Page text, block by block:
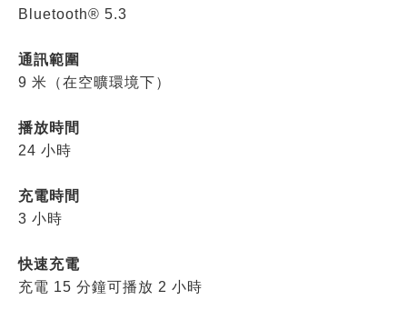
Bluetooth® 5.3
通訊範圍
9 米（在空曠環境下）
播放時間
24 小時
充電時間
3 小時
快速充電
充電 15 分鐘可播放 2 小時